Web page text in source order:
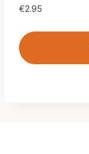
€2.95